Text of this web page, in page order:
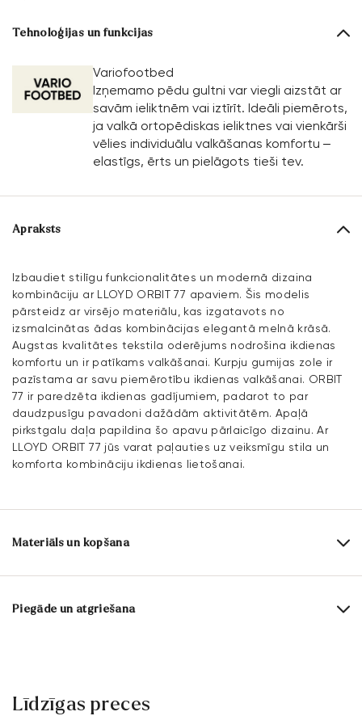
Tehnoloģijas un funkcijas
Variofootbed
Izņemamo pēdu gultni var viegli aizstāt ar
savām ieliktnēm vai iztīrīt. Ideāli piemērots,
ja valkā ortopēdiskas ieliktnes vai vienkārši
vēlies individuālu valkāšanas komfortu –
elastīgs, ērts un pielāgots tieši tev.
Apraksts
Izbaudiet stilīgu funkcionalitātes un modernā dizaina
kombināciju ar LLOYD ORBIT 77 apaviem. Šis modelis
pārsteidz ar virsējo materiālu, kas izgatavots no
izsmalcinātas ādas kombinācijas elegantā melnā krāsā.
Augstas kvalitātes tekstila oderējums nodrošina ikdienas
komfortu un ir patīkams valkāšanai. Kurpju gumijas zole ir
pazīstama ar savu piemērotību ikdienas valkāšanai. ORBIT
77 ir paredzēta ikdienas gadījumiem, padarot to par
daudzpusīgu pavadoni dažādām aktivitātēm. Apaļā
pirkstgalu daļa papildina šo apavu pārlaicīgo dizainu. Ar
LLOYD ORBIT 77 jūs varat paļauties uz veiksmīgu stila un
komforta kombināciju ikdienas lietošanai.
Materiāls un kopšana
Ražošanas apjoms: ES izmēri
Virsmas materiāls:
Zole:
Piegāde un atgriešana
30 dienu bezmaksas atgriešanās
Līdzīgas preces